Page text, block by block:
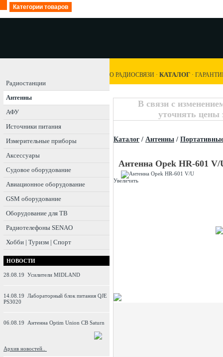
Категории товаров
Радиостанции
Антенны
АФУ
Источники питания
Измерительные приборы
Аксессуары
Судовое оборудование
Авиационное оборудование
GSM оборудование
Оборудование для ТВ
Радиотелефоны SENAO
Хобби | Туризм | Спорт
НОВОСТИ
28.08.19 Усилители MIDLAND
14.08.19 Лабораторный блок питания QJE
PS3020
06.08.19 Антенна Optim Union CB Saturn
Архив новостей..
О РАДИОСВЯЗИ · КАТАЛОГ ·
В связи с
уточнять цены
Каталог / Антенны /
Антенна Opek HR-601 V/
Увеличить